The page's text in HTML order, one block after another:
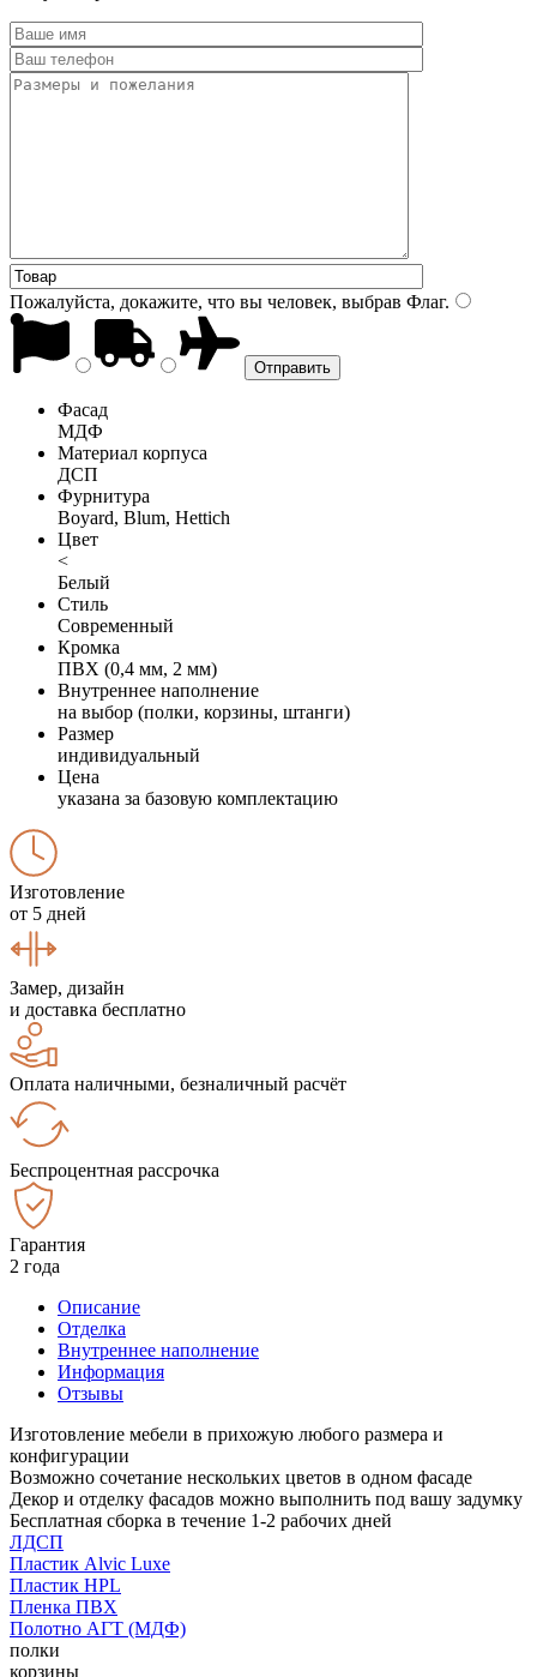
Пожалуйста, докажите, что вы человек, выбрав Флаг.
Фасад
МДФ
Материал корпуса
ДСП
Фурнитура
Boyard, Blum, Hettich
Цвет
<
Белый
Стиль
Современный
Кромка
ПВХ (0,4 мм, 2 мм)
Внутреннее наполнение
на выбор (полки, корзины, штанги)
Размер
индивидуальный
Цена
указана за базовую комплектацию
Изготовление
от 5 дней
Замер, дизайн
и доставка бесплатно
Оплата наличными, безналичный расчёт
Беспроцентная рассрочка
Гарантия
2 года
Описание
Отделка
Внутреннее наполнение
Информация
Отзывы
Изготовление мебели в прихожую любого размера и
конфигурации
Возможно сочетание нескольких цветов в одном фасаде
Декор и отделку фасадов можно выполнить под вашу задумку
Бесплатная сборка в течение 1-2 рабочих дней
ЛДСП
Пластик Alvic Luxe
Пластик HPL
Пленка ПВХ
Полотно АГТ (МДФ)
полки
корзины